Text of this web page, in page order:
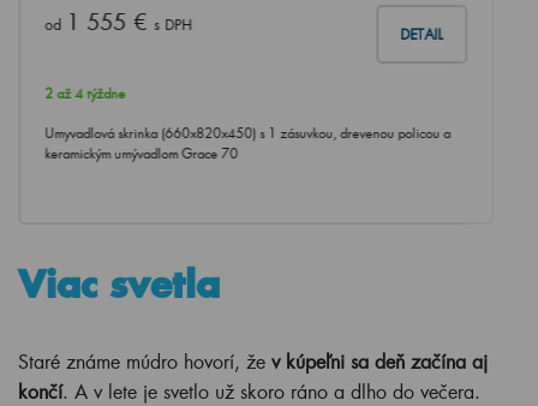
od 1 555 €s DPH
DETAIL
2 až 4 týždne
Umyvadlová skrinka (660x820x450) s 1 zásuvkou, drevenou policou a
keramickým umývadlom Grace 70
Viac svetla
Staré známe múdro hovorí, že v kúpeľni sa deň začína aj
končí. A v lete je svetlo už skoro ráno a dlho do večera.